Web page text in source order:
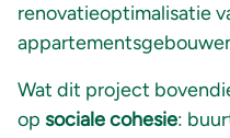
renovatieoptimalisatie
Wat dit project
op sociale cohesie: